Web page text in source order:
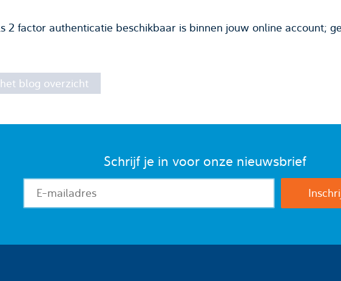
2 factor authenticatie beschikbaar is binnen jouw online account;
blog overzicht
Schrijf je in voor onze nieuwsbrief